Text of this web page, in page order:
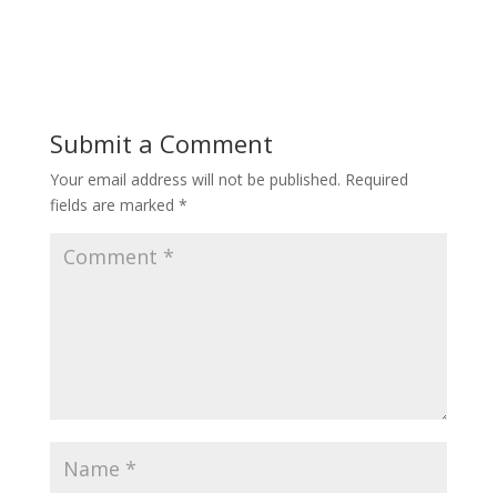
Submit a Comment
Your email address will not be published. Required
fields are marked *